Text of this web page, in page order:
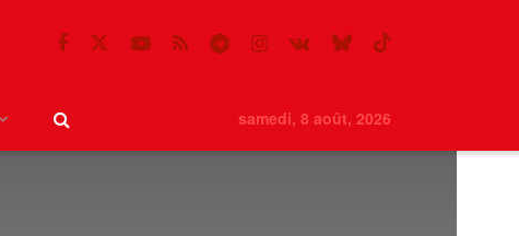
samedi, 8 août, 2026